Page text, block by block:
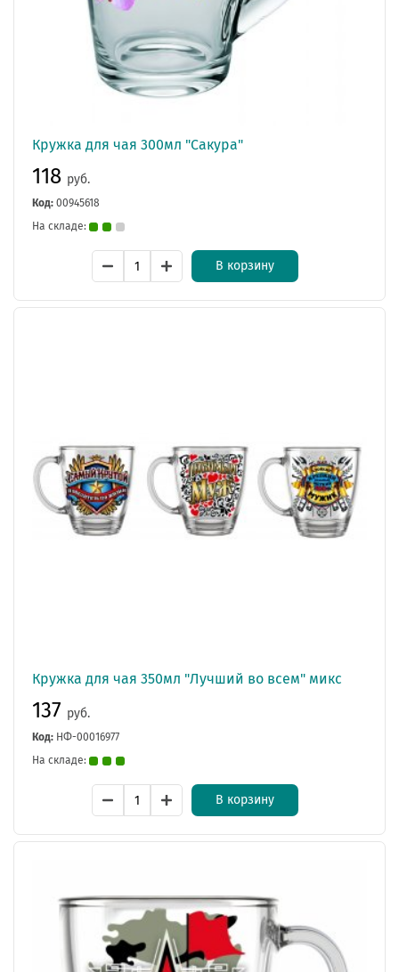
Кружка для чая 300мл "Сакура"
118 руб.
Код: 00945618
На складе:
В корзину
Кружка для чая 350мл "Лучший во всем" микс
137 руб.
Код: НФ-00016977
На складе:
В корзину